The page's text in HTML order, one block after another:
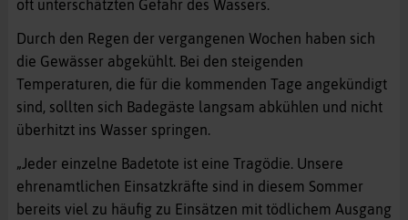
oft unterschätzten Gefahr des Wassers.
Durch den Regen der vergangenen Wochen haben sich
die Gewässer abgekühlt. Bei den steigenden
Temperaturen, die für die kommenden Tage angekündigt
sind, sollten sich Badegäste langsam abkühlen und nicht
überhitzt ins Wasser springen.
„Jeder einzelne Badetote ist eine Tragödie. Unsere
ehrenamtlichen Einsatzkräfte sind in diesem Sommer
bereits viel zu häufig zu Einsätzen mit tödlichem Ausgang